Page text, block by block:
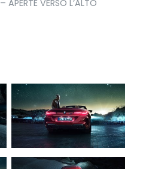
APERTE VERSO L’ALTO